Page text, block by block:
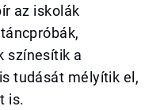
az iskolák
színesítik a
tudását mélyítik el,
is.